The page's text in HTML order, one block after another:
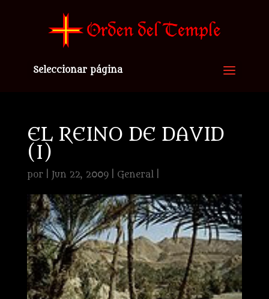
Seleccionar página
EL REINO DE DAVID
(I)
por Jun 22, 2009| General|